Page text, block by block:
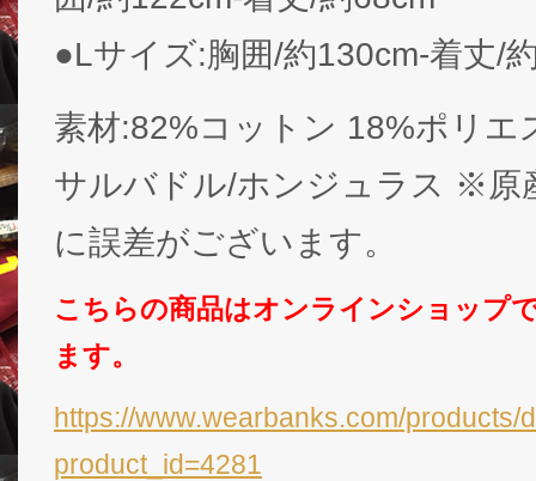
●Lサイズ:胸囲/約130cm-着丈/
素材:82%コットン 18%ポリエ
サルバドル/ホンジュラス ※原
に誤差がございます。
こちらの商品はオンラインショップ
ます。
https://www.wearbanks.com/products/
product_id=4281